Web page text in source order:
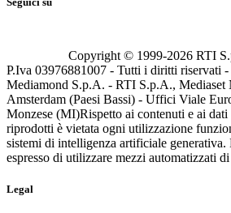
Copyright © 1999-2026 RTI
P.Iva 03976881007 - Tutti i diritti riservati
Mediamond S.p.A. - RTI S.p.A., Mediaset
Amsterdam (Paesi Bassi) - Uffici Viale
Monzese (MI)Rispetto ai contenuti e ai dati
riprodotti è vietata ogni utilizzazione
sistemi di intelligenza artificiale
espresso di utilizzare mezzi automatizzati
Legal